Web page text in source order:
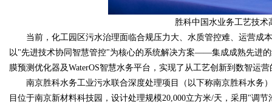
胜科中国水业务工艺技术
当前，化工园区污水治理面临合规压力大、水质管控难、运营成
以"先进技术协同智慧管控"为核心的系统解决方案——集成成熟先进
膜预测优化器及WaterOS智慧水务平台，实现了从工艺创新到数智运
南京胜科水务工业污水联合深度处理项目（以下称南京胜科水务
目位于南京新材料科技园，设计处理规模20,000立方米/天，采用"调